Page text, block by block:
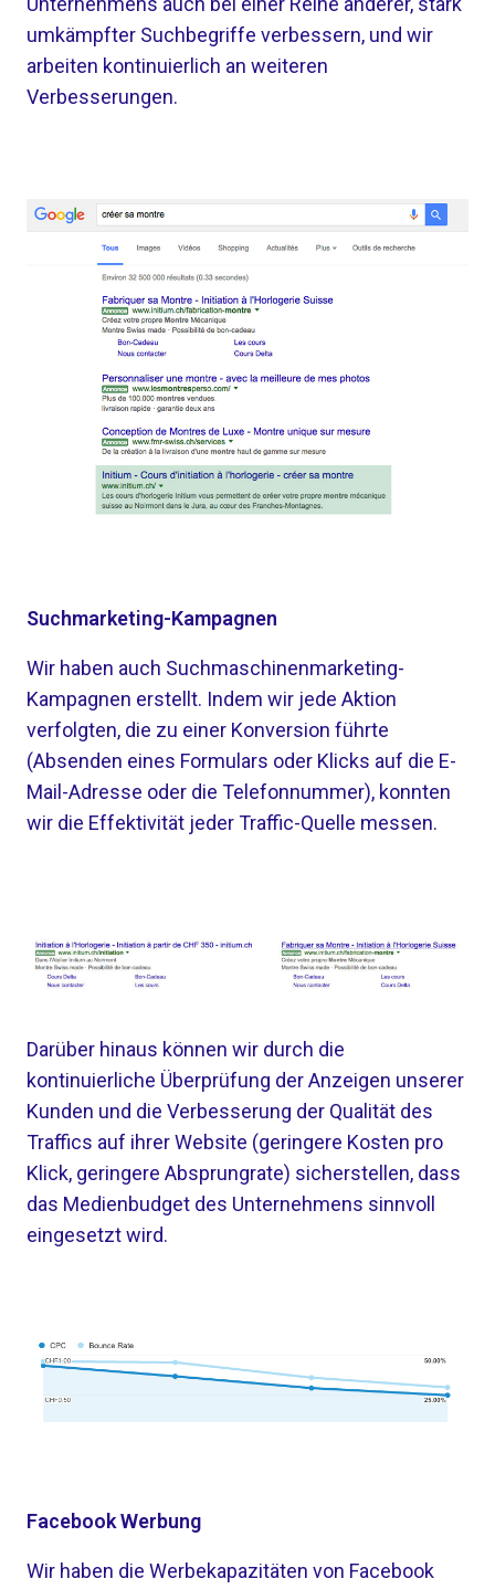
umkämpfter Suchbegriffe verbessern, und wir
arbeiten kontinuierlich an weiteren
Verbesserungen.
Suchmarketing-Kampagnen
Wir haben auch Suchmaschinenmarketing-
Kampagnen erstellt. Indem wir jede Aktion
verfolgten, die zu einer Konversion führte
(Absenden eines Formulars oder Klicks auf die E-
Mail-Adresse oder die Telefonnummer), konnten
wir die Effektivität jeder Traffic-Quelle messen.
Darüber hinaus können wir durch die
kontinuierliche Überprüfung der Anzeigen unserer
Kunden und die Verbesserung der Qualität des
Traffics auf ihrer Website (geringere Kosten pro
Klick, geringere Absprungrate) sicherstellen, dass
das Medienbudget des Unternehmens sinnvoll
eingesetzt wird.
Facebook Werbung
Wir haben die Werbekapazitäten von Facebook